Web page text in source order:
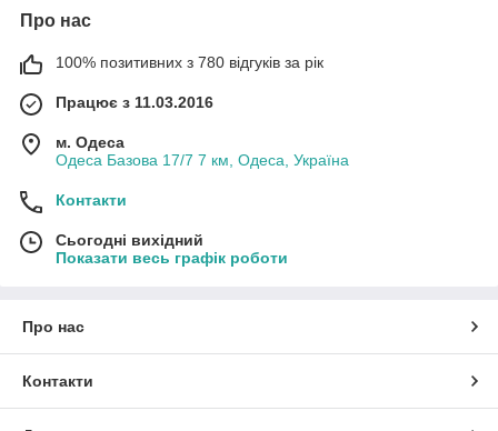
Про нас
100% позитивних з 780 відгуків за рік
Працює з 11.03.2016
м. Одеса
Одеса Базова 17/7 7 км, Одеса, Україна
Контакти
Сьогодні вихідний
Показати весь графік роботи
Про нас
Контакти